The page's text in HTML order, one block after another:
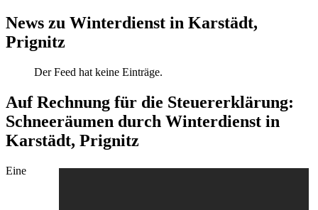
News zu Winterdienst in Karstädt,
Prignitz
Der Feed hat keine Einträge.
Auf Rechnung für die Steuererklärung:
Schneeräumen durch Winterdienst in
Karstädt, Prignitz
Eine